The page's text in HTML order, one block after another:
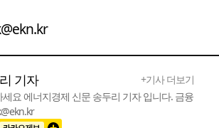
기자
+기사 더보기
세요 에너지경제 신문 송두리 기자 입니다. 금융